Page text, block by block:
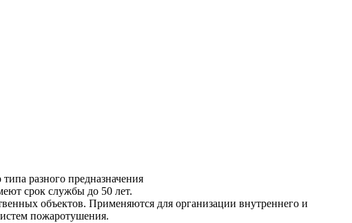
разного предназначения
срок службы до 50 лет.
объектов. Применяются для организации внутреннего и
пожаротушения.